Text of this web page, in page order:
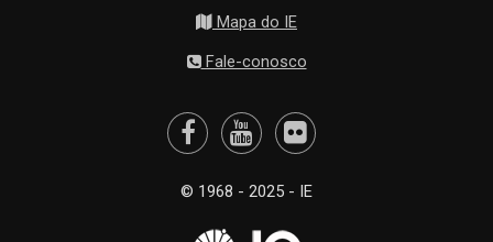
Mapa do IE
Fale-conosco
© 1968 - 2025 - IE